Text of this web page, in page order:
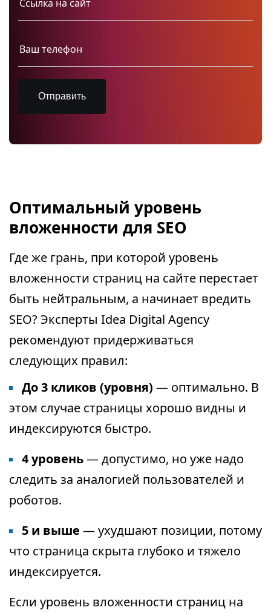
Отправить
Оптимальный уровень
вложенности для SEO
Где же грань, при которой уровень
вложенности страниц на сайте перестает
быть нейтральным, а начинает вредить
SEO? Эксперты Idea Digital Agency
рекомендуют придерживаться
следующих правил:
До 3 кликов (уровня) — оптимально. В
этом случае страницы хорошо видны и
индексируются быстро.
4 уровень— допустимо, но уже надо
следить за аналогией пользователей и
роботов.
5 и выше — ухудшают позиции, потому
что страница скрыта глубоко и тяжело
индексируется.
Если уровень вложенности страниц на